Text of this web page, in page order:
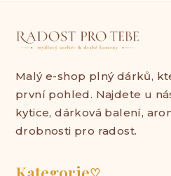
Malý e-shop plný dárků,
první pohled. Najdete u
kytice, dárková balení,
drobnosti pro radost.
♡